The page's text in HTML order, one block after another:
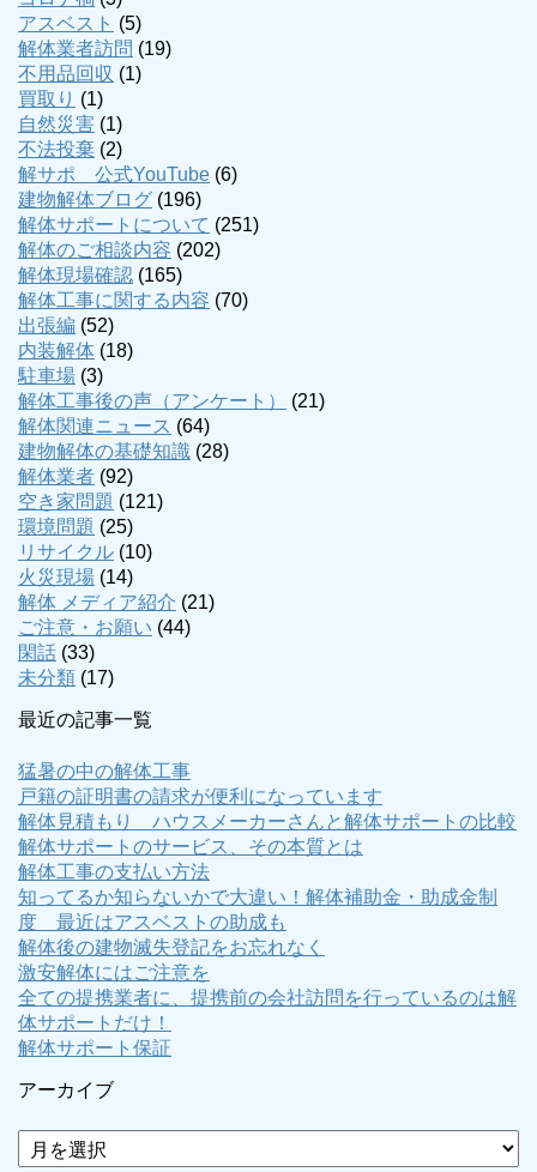
アスベスト (5)
解体業者訪問 (19)
不用品回収 (1)
買取り (1)
自然災害 (1)
不法投棄 (2)
解サポ 公式YouTube (6)
建物解体ブログ (196)
解体サポートについて (251)
解体のご相談内容 (202)
解体現場確認 (165)
解体工事に関する内容 (70)
出張編 (52)
内装解体 (18)
駐車場 (3)
解体工事後の声（アンケート）
(21)
解体関連ニュース (64)
建物解体の基礎知識 (28)
解体業者 (92)
空き家問題 (121)
環境問題 (25)
リサイクル (10)
火災現場 (14)
解体 メディア紹介 (21)
ご注意・お願い (44)
閑話 (33)
未分類 (17)
最近の記事一覧
猛暑の中の解体工事
戸籍の証明書の請求が便利になっています
解体見積もり ハウスメーカーさんと解体サポートの比較
解体サポートのサービス、その本質とは
解体工事の支払い方法
知ってるか知らないかで大違い！解体補助金・助成金制
度 最近はアスベストの助成も
解体後の建物滅失登記をお忘れなく
激安解体にはご注意を
全ての提携業者に、提携前の会社訪問を行っているのは解
体サポートだけ！
解体サポート保証
アーカイブ
ア
ー